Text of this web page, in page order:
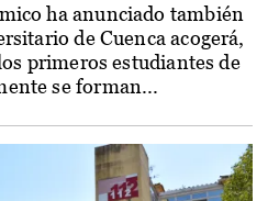
ha anunciado también
de Cuenca acogerá,
primeros estudiantes de
se forman...